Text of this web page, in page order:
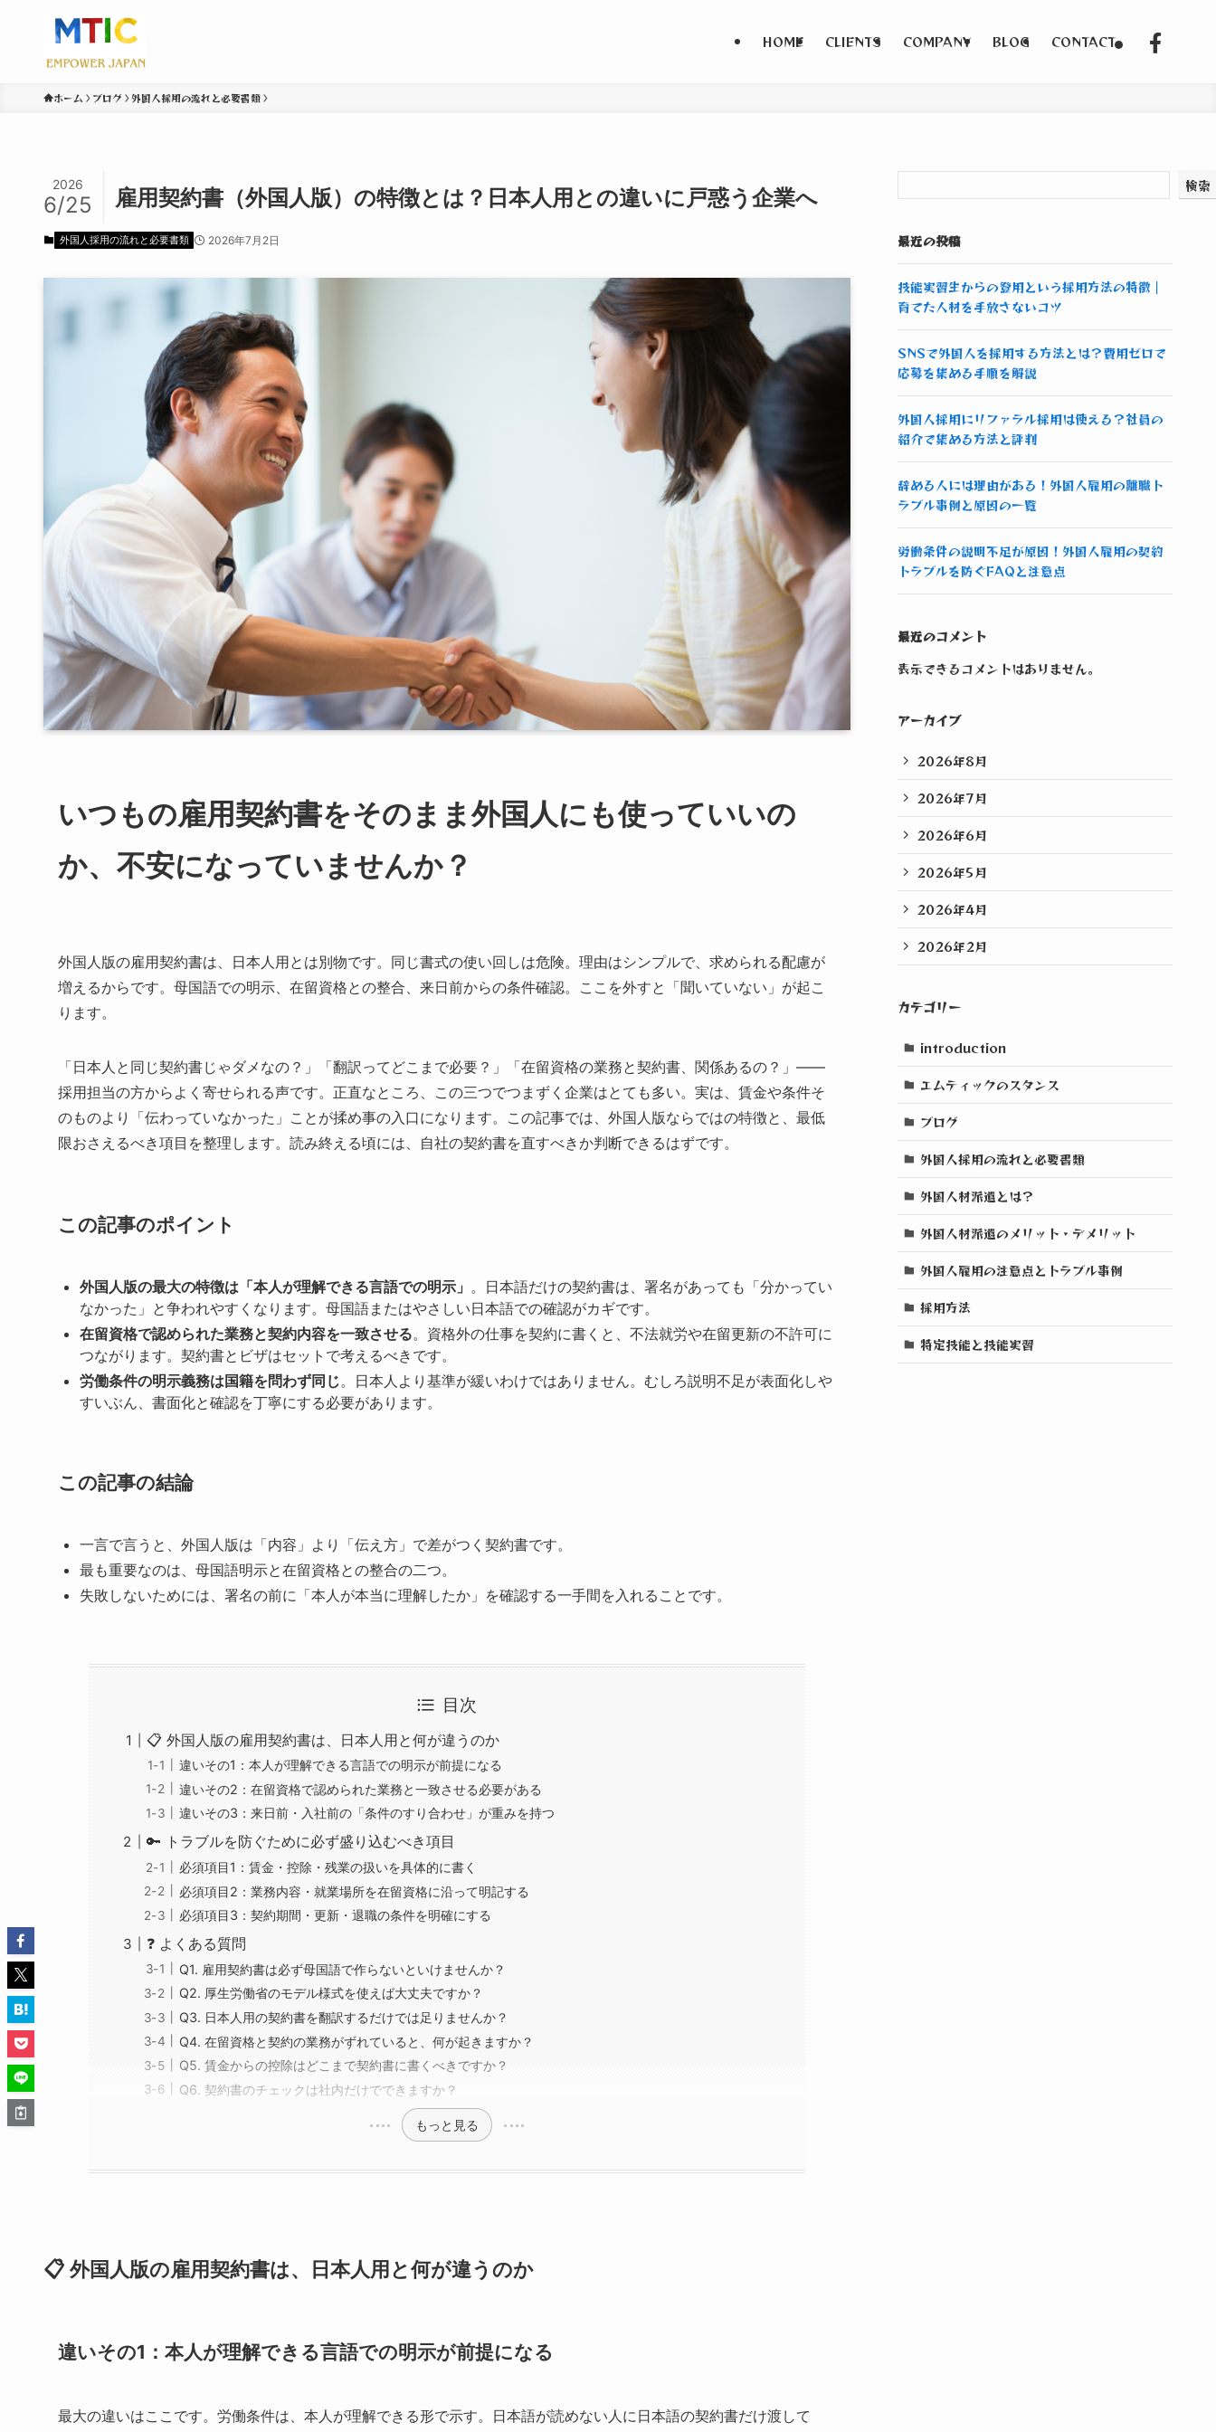
HOME CLIENTS COMPANY BLOG CONTACT
ホーム ブログ 外国人採用の流れと必要書類
雇用契約書（外国人版）の特徴とは？日本人用との違いに戸惑う企業へ
2026
6/25
外国人採用の流れと必要書類 2026年7月2日
いつもの雇用契約書をそのまま外国人にも使っていいの
か、不安になっていませんか？
外国人版の雇用契約書は、日本人用とは別物です。同じ書式の使い回しは危険。理由はシンプルで、求められる配慮が
増えるからです。母国語での明示、在留資格との整合、来日前からの条件確認。ここを外すと「聞いていない」が起こ
ります。
「日本人と同じ契約書じゃダメなの？」「翻訳ってどこまで必要？」「在留資格の業務と契約書、関係あるの？」——
採用担当の方からよく寄せられる声です。正直なところ、この三つでつまずく企業はとても多い。実は、賃金や条件そ
のものより「伝わっていなかった」ことが揉め事の入口になります。この記事では、外国人版ならではの特徴と、最低
限おさえるべき項目を整理します。読み終える頃には、自社の契約書を直すべきか判断できるはずです。
この記事のポイント
外国人版の最大の特徴は「本人が理解できる言語での明示」 。日本語だけの契約書は、署名があっても「分かってい
なかった」と争われやすくなります。母国語またはやさしい日本語での確認がカギです。
在留資格で認められた業務と契約内容を一致させる。資格外の仕事を契約に書くと、不法就労や在留更新の不許可に
つながります。契約書とビザはセットで考えるべきです。
労働条件の明示義務は国籍を問わず同じ。日本人より基準が緩いわけではありません。むしろ説明不足が表面化しや
すいぶん、書面化と確認を丁寧にする必要があります。
この記事の結論
一言で言うと、外国人版は「内容」より「伝え方」で差がつく契約書です。
最も重要なのは、母国語明示と在留資格との整合の二つ。
失敗しないためには、署名の前に「本人が本当に理解したか」を確認する一手間を入れることです。
目次
📋 外国人版の雇用契約書は、日本人用と何が違うのか
違いその1：本人が理解できる言語での明示が前提になる
違いその2：在留資格で認められた業務と一致させる必要がある
違いその3：来日前・入社前の「条件のすり合わせ」が重みを持つ
🔑 トラブルを防ぐために必ず盛り込むべき項目
必須項目1：賃金・控除・残業の扱いを具体的に書く
必須項目2：業務内容・就業場所を在留資格に沿って明記する
必須項目3：契約期間・更新・退職の条件を明確にする
❓ よくある質問
Q1. 雇用契約書は必ず母国語で作らないといけませんか？
Q2. 厚生労働省のモデル様式を使えば大丈夫ですか？
Q3. 日本人用の契約書を翻訳するだけでは足りませんか？
Q4. 在留資格と契約の業務がずれていると、何が起きますか？
Q5. 賃金からの控除はどこまで契約書に書くべきですか？
Q6. 契約書のチェックは社内だけでできますか？
もっと見る
📋 外国人版の雇用契約書は、日本人用と何が違うのか
違いその1：本人が理解できる言語での明示が前提になる
最大の違いはここです。労働条件は、本人が理解できる形で示す。日本語が読めない人に日本語の契約書だけ渡して
検索
最近の投稿
技能実習生からの登用という採用方法の特徴｜
育てた人材を手放さないコツ
SNSで外国人を採用する方法とは？費用ゼロで
応募を集める手順を解説
外国人採用にリファラル採用は使える？社員の
紹介で集める方法と評判
辞める人には理由がある！外国人雇用の離職ト
ラブル事例と原因の一覧
労働条件の説明不足が原因！外国人雇用の契約
トラブルを防ぐFAQと注意点
最近のコメント
表示できるコメントはありません。
アーカイブ
2026年8月
2026年7月
2026年6月
2026年5月
2026年4月
2026年2月
カテゴリー
introduction
エムティックのスタンス
ブログ
外国人採用の流れと必要書類
外国人材派遣とは？
外国人材派遣のメリット・デメリット
外国人雇用の注意点とトラブル事例
採用方法
特定技能と技能実習